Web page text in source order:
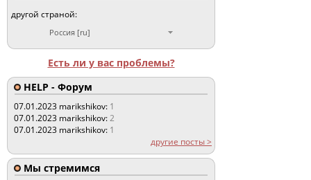
другой страной:
Россия [ru]
Есть ли у вас проблемы?
HELP - Форум
07.01.2023 marikshikov: 1
07.01.2023 marikshikov:2
07.01.2023 marikshikov: 1
другие посты >
Мы стремимся